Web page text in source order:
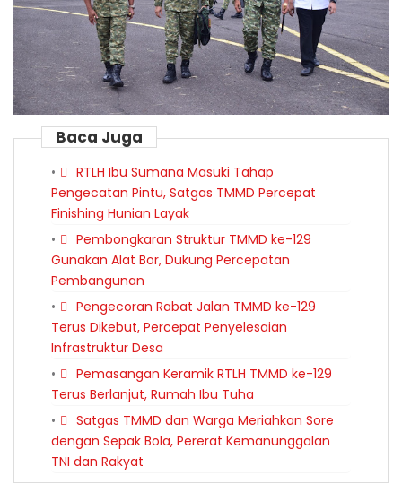
Baca Juga
RTLH Ibu Sumana Masuki Tahap
Pengecatan Pintu, Satgas TMMD Percepat
Finishing Hunian Layak
Pembongkaran Struktur TMMD ke-129
Gunakan Alat Bor, Dukung Percepatan
Pembangunan
Pengecoran Rabat Jalan TMMD ke-129
Terus Dikebut, Percepat Penyelesaian
Infrastruktur Desa
Pemasangan Keramik RTLH TMMD ke-129
Terus Berlanjut, Rumah Ibu Tuha
Satgas TMMD dan Warga Meriahkan Sore
dengan Sepak Bola, Pererat Kemanunggalan
TNI dan Rakyat